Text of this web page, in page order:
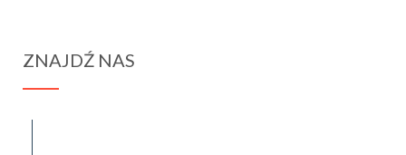
w Rabie
ZNAJDŹ NAS